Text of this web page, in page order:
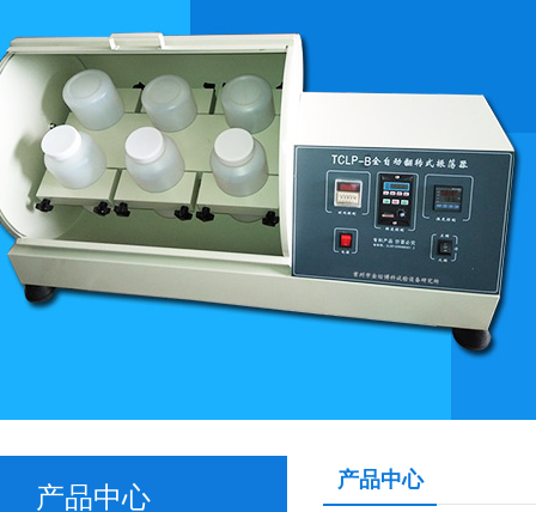
产品中心
产品中心